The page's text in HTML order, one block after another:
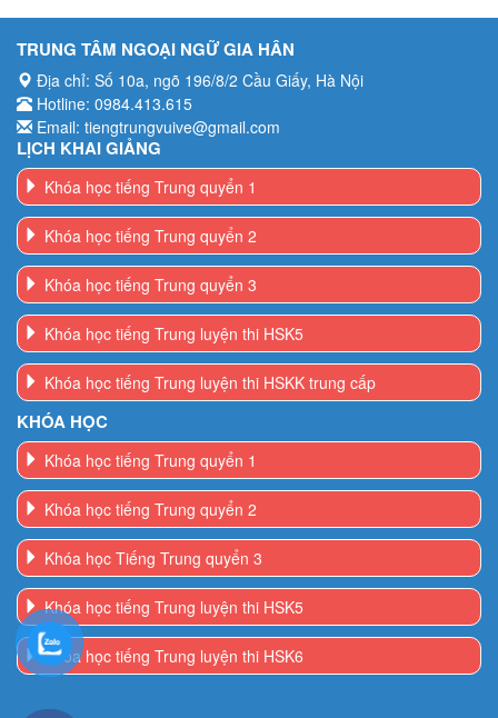
TRUNG TÂM NGOẠI NGỮ GIA HÂN
Địa chỉ: Số 10a, ngõ 196/8/2 Cầu Giấy, Hà Nội
Hotline: 0984.413.615
Email: tiengtrungvuive@gmail.com
LỊCH KHAI GIẢNG
Khóa học tiếng Trung quyển 1
Khóa học tiếng Trung quyển 2
Khóa học tiếng Trung quyển 3
Khóa học tiếng Trung luyện thi HSK5
Khóa học tiếng Trung luyện thi HSKK trung cấp
KHÓA HỌC
Khóa học tiếng Trung quyển 1
Khóa học tiếng Trung quyển 2
Khóa học Tiếng Trung quyển 3
Khóa học tiếng Trung luyện thi HSK5
Khóa học tiếng Trung luyện thi HSK6